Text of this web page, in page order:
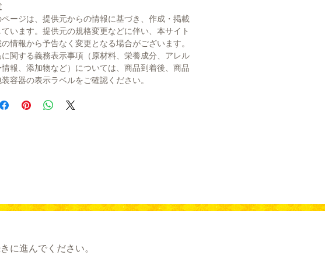
ページは、提供元からの情報に基づき、作成・掲載
ています。提供元の規格変更などに伴い、本サイト
情報から予告なく変更となる場合がございます。
に関する義務表示事項（原材料、栄養成分、アレル
情報、添加物など）については、商品到着後、商品
容器の表示ラベルをご確認ください。
に進んでください。